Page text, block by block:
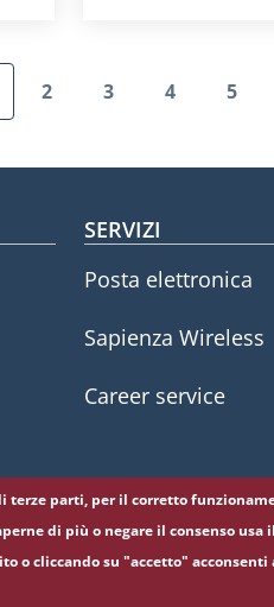
attuale
Pagina
2
Pagina
3
Pagina
4 5
SERVIZI
Posta elettronica
Sapienza Wireless
Career service
terze parti, per il corretto
di più o negare il consenso usa
o cliccando su "accetto" acconsenti